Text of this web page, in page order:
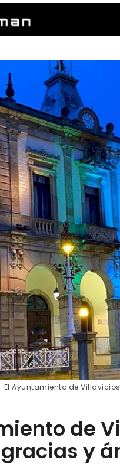
El Ayuntamiento de
de
y